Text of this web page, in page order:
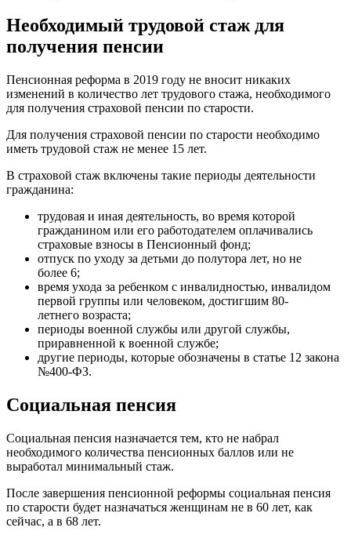
Необходимый трудовой стаж для
получения пенсии
Пенсионная реформа в 2019 году не вносит никаких
изменений в количество лет трудового стажа, необходимого
для получения страховой пенсии по старости.
Для получения страховой пенсии по старости необходимо
иметь трудовой стаж не менее 15 лет.
В страховой стаж включены такие периоды деятельности
гражданина:
трудовая и иная деятельность, во время которой
гражданином или его работодателем оплачивались
страховые взносы в Пенсионный фонд;
отпуск по уходу за детьми до полутора лет, но не
более 6;
время ухода за ребенком с инвалидностью, инвалидом
первой группы или человеком, достигшим 80-
летнего возраста;
периоды военной службы или другой службы,
приравненной к военной службе;
другие периоды, которые обозначены в статье 12 закона
№400-ФЗ.
Социальная пенсия
Социальная пенсия назначается тем, кто не набрал
необходимого количества пенсионных баллов или не
выработал минимальный стаж.
После завершения пенсионной реформы социальная пенсия
по старости будет назначаться женщинам не в 60 лет, как
сейчас, а в 68 лет.